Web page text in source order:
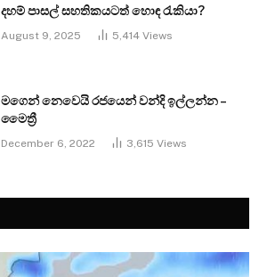
දහම් පාසල් සහතිකයටත් හොඳ රැකියා?
August 9, 2025 5,414 Views
මගෙන් නෙවෙයි රජයෙන් වන්දි ඉල්ලන්න –
මෛත්‍රී
December 6, 2022 3,615 Views